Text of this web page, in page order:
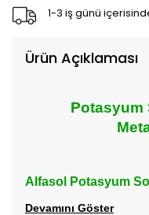
1-3 iş günü
Ürün Açıklaması
Potasyum
Alfasol Potasyum
Devamını Göster